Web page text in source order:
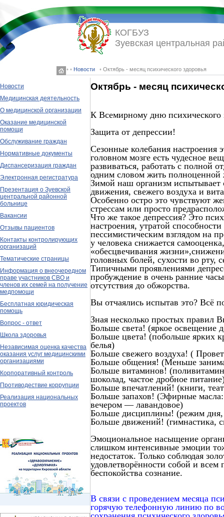
◦ ◦ Новости ◦ Октябрь - месяц психического здоровья
КОГБУЗ
Зуевская центральная
Новости
Медицинская деятельность
О медицинской организации
Оказание медицинской
помощи
Обслуживание граждан
Нормативные документы
Диспансеризация граждан
Электронная регистратура
Презентация о Зуевской
центральной районной
больнице
Вакансии
Отзывы пациентов
Контакты контролирующих
организаций
Тематические страницы
Информация о внеочередном
праве участников СВО и
членов их семей на получение
медпомощи
Бесплатная юридическая
помощь
Вопрос - ответ
Школа здоровья
Независимая оценка качества
оказания услуг медицинскими
организациями
Корпоративный контроль
Противодествие коррупции
Реализация национальных
проектов
Октябрь - месяц
К Всемирному дню психического
Защита от депрессии!
Сезонные колебания настроения
головном мозге есть чудесное
развиваться, работать с полной
одним словом жить
Зимой наш организм испытывает
движения, свежего воздуха и
Особенно остро это чувствуют
стрессам или просто
Что же такое депрессия? Это
настроения, утратой
пессимистическим взглядом на
у человека снижается
«обесцвечивания
головных болей, сухости во рту,
Типичными проявлениями
пробуждение в очень ранние
отсутствия до обжорства.
Вы отчаялись испытав это? Всё
Зная несколько простых правил
Больше света! (яркое освещение
Больше цвета! (побольше ярких
белья)
Больше свежего воздуха! (
Больше общения! (Меньше
Больше витаминов!
шоколад, частое дробное
Больше впечатлений! (книги,
Больше запахов! (Эфирные
вечером — лавандовое)
Больше дисциплины! (режим дня,
Больше движений! (гимнастика,
Эмоциональное насыщение
слишком интенсивные эмоции
недостаток. Только соблюдая
удовлетворённости собой и всем
беспокойства сознание.
В связи с проведением месяца
горячую телефонную линию по